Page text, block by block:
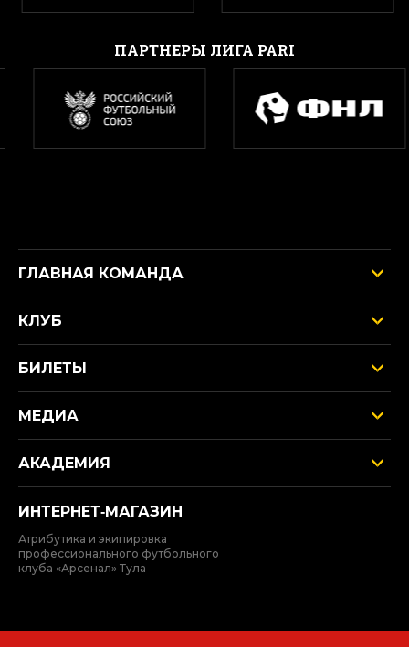
ПАРТНЕРЫ ЛИГА PARI
ГЛАВНАЯ КОМАНДА
КЛУБ
БИЛЕТЫ
МЕДИА
АКАДЕМИЯ
ИНТЕРНЕТ‑МАГАЗИН
Атрибутика и экипировка
профессионального футбольного
клуба «Арсенал» Тула